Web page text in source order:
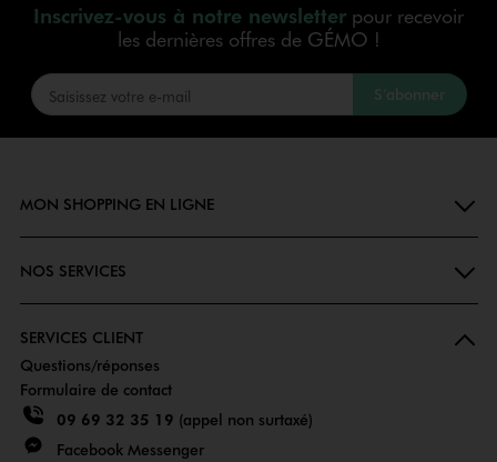
Inscrivez-vous à notre newsletter pour recevoir
les dernières offres de GÉMO !
S’abonner
MON SHOPPING EN LIGNE
NOS SERVICES
SERVICES CLIENT
Questions/réponses
Formulaire de contact
09 69 32 35 19 (appel non surtaxé)
Facebook Messenger